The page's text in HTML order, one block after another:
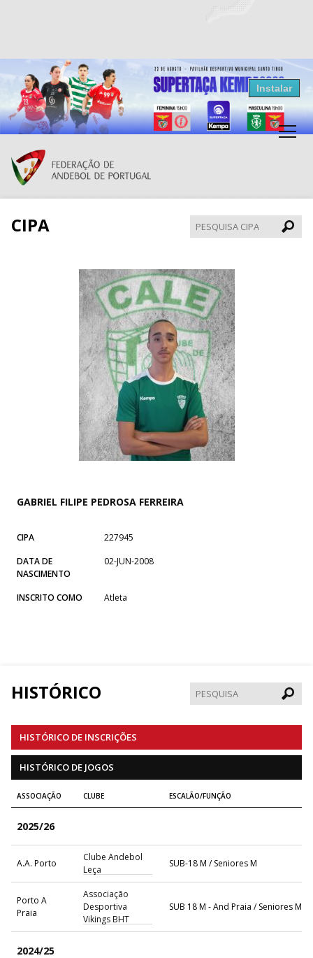
Resultados Andebol
Federação de Andebol de Portugal
Grátis - Disponivel na Play Store
Instalar
CIPA
CIPA
GABRIEL FILIPE PEDROSA FERREIRA
CIPA
227945
DATA DE
NASCIMENTO
02-JUN-2008
INSCRITO COMO Atleta
HISTÓRICO
HISTÓRICO DE INSCRIÇÕES
HISTÓRICO DE JOGOS
ASSOCIAÇÃO CLUBE ESCALÃO/FUNÇÃO
2025/26
A.A. Porto
Clube Andebol
Leça
SUB-18 M / Seniores M
Porto A
Praia
Associação
Desportiva
Vikings BHT
SUB 18 M - And Praia / Seniores M -
2024/25